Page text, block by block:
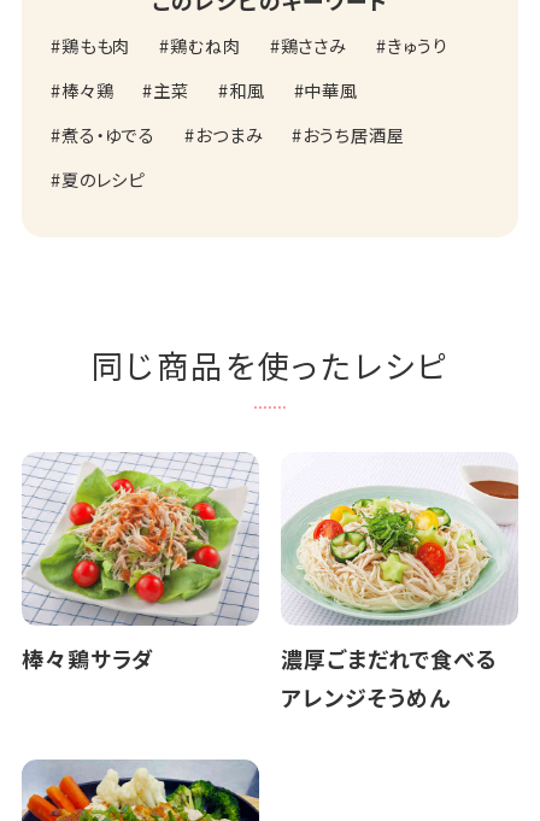
鶏もも肉 鶏むね肉 鶏ささみ
きゅうり
棒々鶏
主菜 和風
中華風
煮る・ゆでる
おつまみ
おうち居酒屋
夏のレシピ
同じ商品を使ったレシピ
棒々鶏サラダ
濃厚ごまだれで食べる
アレンジそうめん